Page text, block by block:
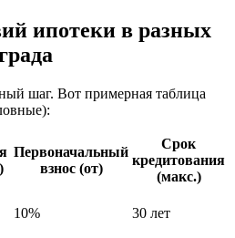
ипотеки в разных
шаг. Вот примерная таблица
Первоначальный
взнос (от)
Срок
кредитования
(макс.)
10% 30 лет